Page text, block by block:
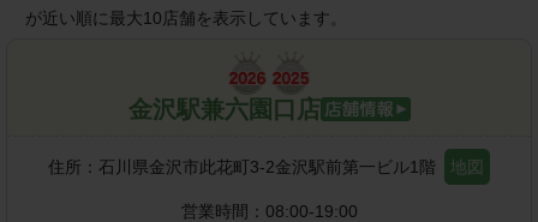
が近い順に最大10店舗を表示しています。
金沢駅兼六園口店
住所： 石川県金沢市此花町3-2金沢駅前第一ビル1階 地図
営業時間： 08:00-19:00